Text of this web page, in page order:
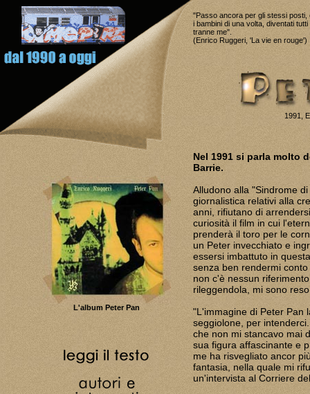
"Passo ancora per gli stessi
i bambini di una volta, diventati tutti
tranne me".
(Enrico Ruggeri, 'La vie en rouge')
1991,
L'album Peter Pan
Nel 1991 si parla molto
Barrie.
Alludono alla "Sindrome
giornalistica relativi alla
anni, rifiutano di
curiosità il film in cui
prenderà il toro per le
un Peter invecchiato e
essersi imbattuto in
senza ben rendermi
non c'è nessun
rileggendola, mi sono
"L'immagine di Peter Pan
seggiolone, per
che non mi stancavo mai
sua figura affascinante e
me ha risvegliato ancor
fantasia, nella quale mi
un'intervista al Corriere